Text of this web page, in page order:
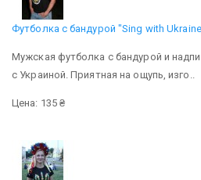
Футболка с бандурой "Sing with
Мужская футболка с бандурой и
с Украиной. Приятная на ощупь, изго..
Цена: 135 ₴